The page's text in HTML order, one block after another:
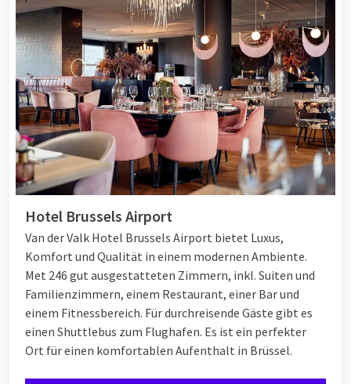
Hotel Brussels Airport
Van der Valk Hotel Brussels Airport bietet Luxus,
Komfort und Qualität in einem modernen Ambiente.
Met 246 gut ausgestatteten Zimmern, inkl. Suiten und
Familienzimmern, einem Restaurant, einer Bar und
einem Fitnessbereich. Für durchreisende Gäste gibt es
einen Shuttlebus zum Flughafen. Es ist ein perfekter
Ort für einen komfortablen Aufenthalt in Brüssel.